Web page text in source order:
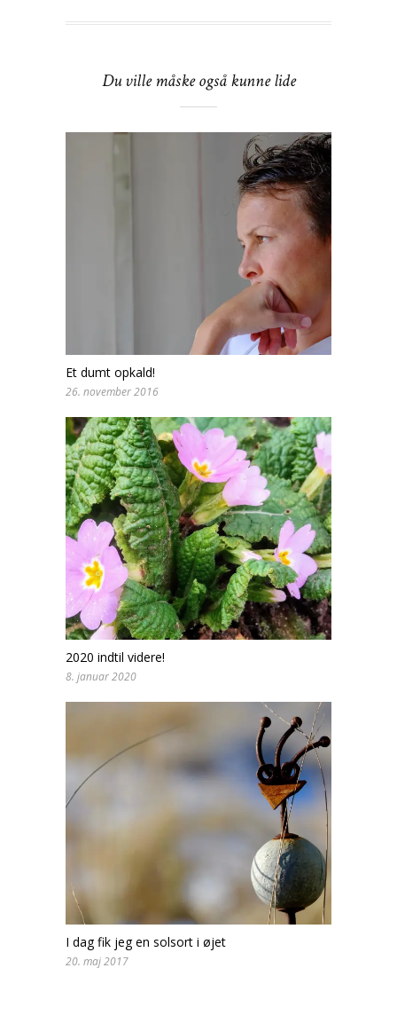
Du ville måske også kunne lide
Et dumt opkald!
26. november 2016
2020 indtil videre!
8. januar 2020
I dag fik jeg en solsort i øjet
20. maj 2017